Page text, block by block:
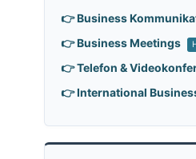
👉 Business
👉 Business Meetings
👉 Telefon &
👉 International